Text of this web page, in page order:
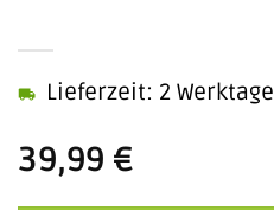
39,99 €
Lieferzeit: 2 Werktage